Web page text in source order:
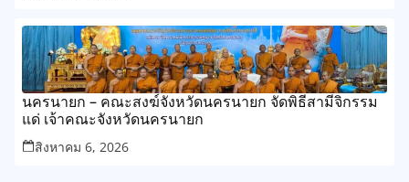
นครนายก – คณะสงฆ์จังหวัดนครนายก จัดพิธีสามีจิกรรม
แด่ เจ้าคณะจังหวัดนครนายก
สิงหาคม 6, 2026